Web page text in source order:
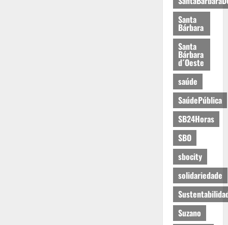
Santa
Bárbara
Santa
Bárbara
d´Oeste
saúde
SaúdePública
SB24Horas
SBO
sbocity
solidariedade
Suzano